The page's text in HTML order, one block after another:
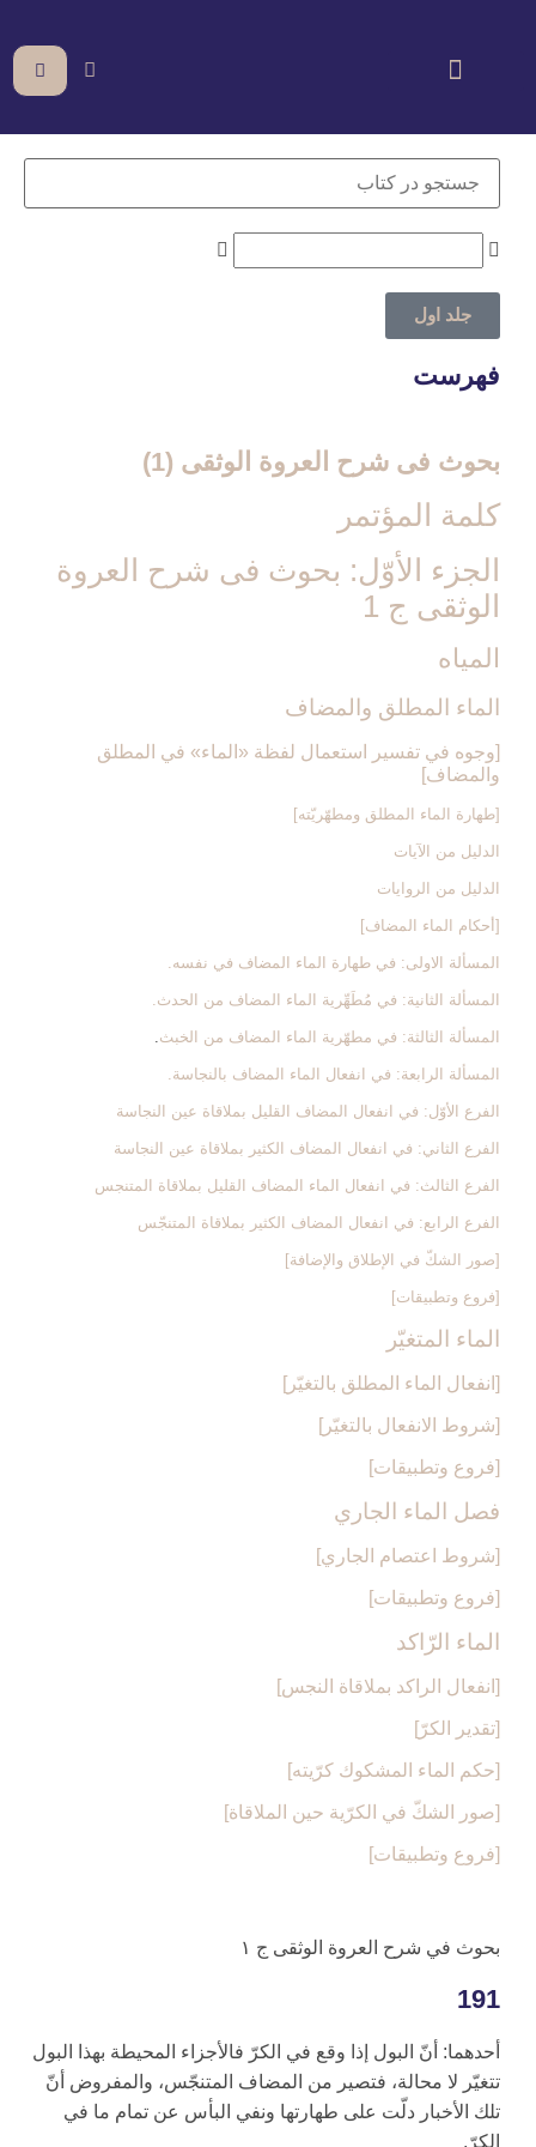
فهرست
جلد اول
بحوث فی شرح العروة الوثقی (1)
كلمة المؤتمر
الجزء الأوّل: بحوث فى شرح العروة
الوثقى ج 1
المياه‏
الماء المطلق والمضاف‏
[وجوه في تفسير استعمال لفظة «الماء» في المطلق
والمضاف‏]
[طهارة الماء المطلق ومطهّريّته‏]
الدليل من الآيات
الدليل من الروايات
[أحكام الماء المضاف‏]
المسألة الاولى: في طهارة الماء المضاف في نفسه.
المسألة الثانية: في مُطَهِّرية الماء المضاف من الحدث.
المسألة الثالثة: في مطهّرية الماء المضاف من الخبث.
المسألة الرابعة: في انفعال الماء المضاف بالنجاسة.
الفرع الأوّل: في انفعال المضاف القليل بملاقاة عين النجاسة
الفرع الثاني: في انفعال المضاف الكثير بملاقاة عين النجاسة
الفرع الثالث: في انفعال الماء المضاف القليل بملاقاة المتنجس
الفرع الرابع: في انفعال المضاف الكثير بملاقاة المتنجّس
[صور الشكّ في الإطلاق والإضافة]
[فروع وتطبيقات‏]
الماء المتغيّر
[انفعال الماء المطلق بالتغيّر]
[شروط الانفعال بالتغيّر]
[فروع وتطبيقات‏]
فصل الماء الجاري‏
[شروط اعتصام الجاري‏]
[فروع وتطبيقات‏]
الماء الرّاكد
[انفعال الراكد بملاقاة النجس‏]
[تقدير الكرّ]
[حكم الماء المشكوك كرّيته‏]
[صور الشكّ في الكرّية حين الملاقاة]
[فروع وتطبيقات‏]
بحوث في شرح العروة الوثقى ج ۱
191
أحدهما: أنّ البول إذا وقع في الكرّ فالأجزاء المحيطة بهذا البول
تتغيّر لا محالة، فتصير من المضاف المتنجّس، والمفروض أنّ
تلك الأخبار دلّت على طهارتها ونفي البأس عن تمام ما في
الكرّ.